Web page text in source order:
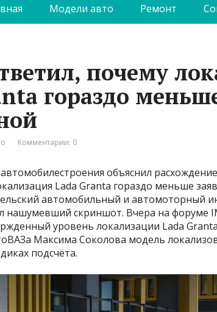
Модели авто Ремонт
почему
гораздо
Комментарии: 0
объяснил
Lada Granta гораздо меньше
автомобильный и автомоторный
нашумевший скриншот. Вчера на форуме
уровень локализации Lada Granta
Максима Соколова модель
подсчёта.